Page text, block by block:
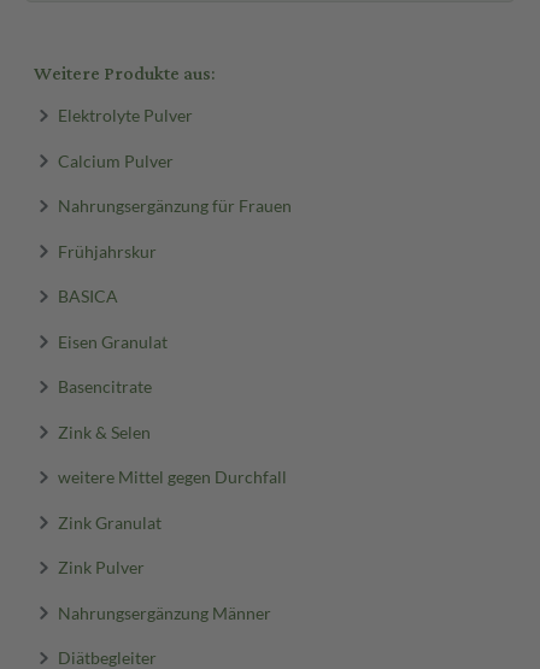
Weitere Produkte aus:
Elektrolyte Pulver
Calcium Pulver
Nahrungsergänzung für Frauen
Frühjahrskur
BASICA
Eisen Granulat
Basencitrate
Zink & Selen
weitere Mittel gegen Durchfall
Zink Granulat
Zink Pulver
Nahrungsergänzung Männer
Diätbegleiter